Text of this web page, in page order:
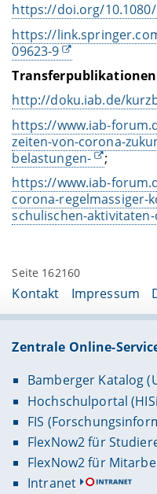
https://doi.org/10.1080/
https://
09623-9
http://doku.iab.de/
https://www.iab-
zeiten-von-corona-
belastungen-
;
https://www.iab-
corona-regelmassiger-
schulischen-
Seite 162160
Kontakt Impressum
Zentrale Online-
Bamberger Katalog
Hochschulportal
FIS
FlexNow2 für
FlexNow2 für
Intranet